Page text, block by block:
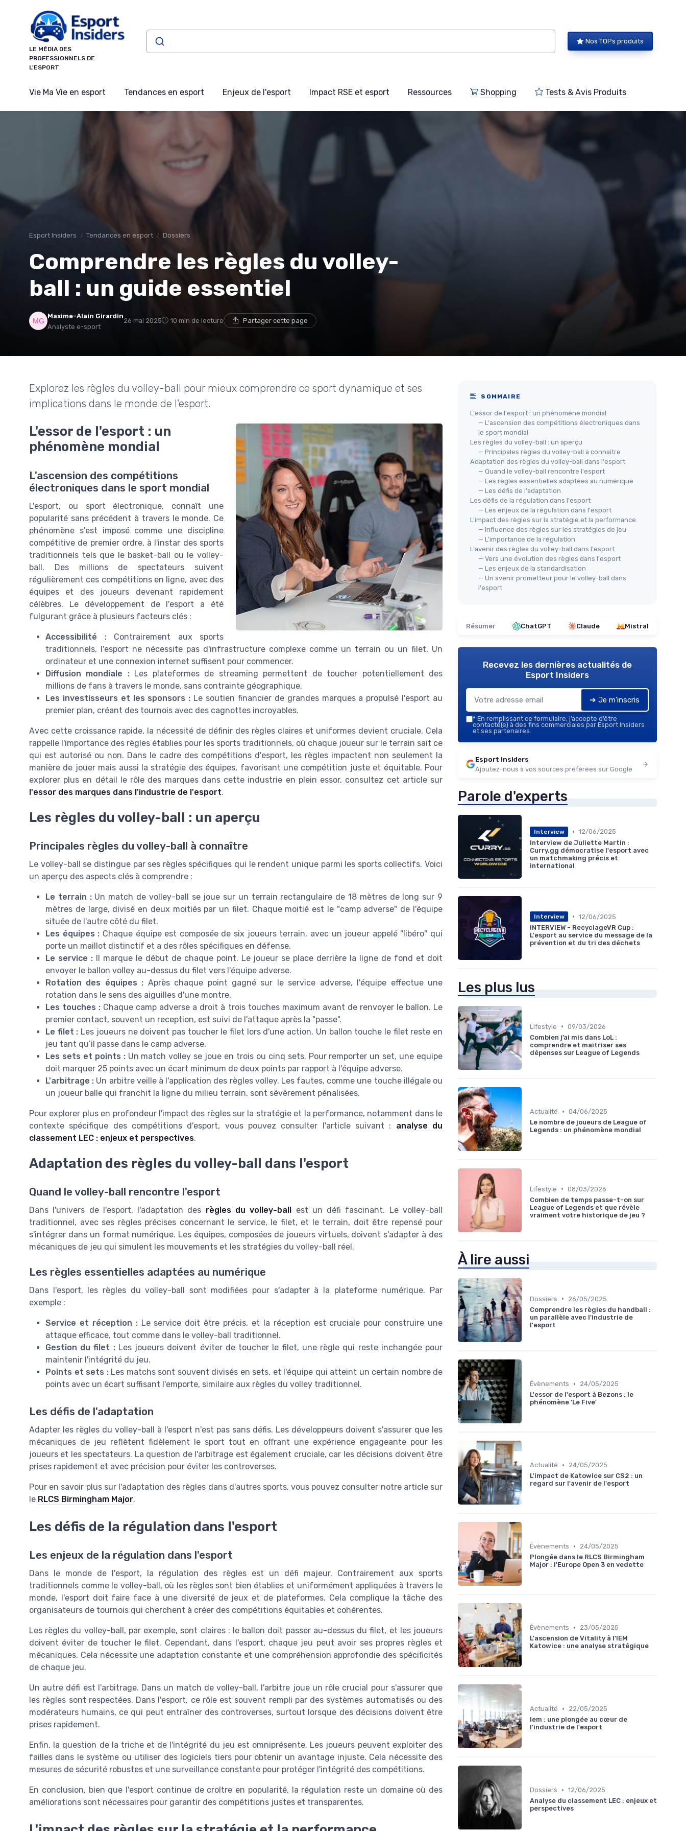
LE MÉDIA DES
PROFESSIONNELS DE
L'ESPORT
Nos TOPs produits
Vie Ma Vie en esport Tendances en esport Enjeux de l'esport Impact RSE et esport Ressources Shopping Tests & Avis Produits
Esport Insiders Tendances en esport Dossiers
Comprendre les règles du volley-
ball : un guide essentiel
Maxime-Alain Girardin
Analyste e-sport
26 mai 2025 10 min de lecture Partager cette page
Explorez les règles du volley-ball pour mieux comprendre ce sport dynamique et ses
implications dans le monde de l'esport.
L'essor de l'esport : un
phénomène mondial
L'ascension des compétitions
électroniques dans le sport mondial
L'esport, ou sport électronique, connaît une
popularité sans précédent à travers le monde. Ce
phénomène s'est imposé comme une discipline
compétitive de premier ordre, à l'instar des sports
traditionnels tels que le basket-ball ou le volley-
ball. Des millions de spectateurs suivent
régulièrement ces compétitions en ligne, avec des
équipes et des joueurs devenant rapidement
célèbres. Le développement de l'esport a été
fulgurant grâce à plusieurs facteurs clés :
Accessibilité :Contrairement aux sports
traditionnels, l'esport ne nécessite pas d'infrastructure complexe comme un terrain ou un filet. Un
ordinateur et une connexion internet suffisent pour commencer.
Diffusion mondiale :Les plateformes de streaming permettent de toucher potentiellement des
millions de fans à travers le monde, sans contrainte géographique.
Les investisseurs et les sponsors : Le soutien financier de grandes marques a propulsé l'esport au
premier plan, créant des tournois avec des cagnottes incroyables.
Avec cette croissance rapide, la nécessité de définir des règles claires et uniformes devient cruciale. Cela
rappelle l'importance des règles établies pour les sports traditionnels, où chaque joueur sur le terrain sait ce
qui est autorisé ou non. Dans le cadre des compétitions d'esport, les règles impactent non seulement la
manière de jouer mais aussi la stratégie des équipes, favorisant une compétition juste et équitable. Pour
explorer plus en détail le rôle des marques dans cette industrie en plein essor, consultez cet article sur
l'essor des marques dans l'industrie de l'esport.
Les règles du volley-ball : un aperçu
Principales règles du volley-ball à connaître
Le volley-ball se distingue par ses règles spécifiques qui le rendent unique parmi les sports collectifs. Voici
un aperçu des aspects clés à comprendre :
Le terrain :Un match de volley-ball se joue sur un terrain rectangulaire de 18 mètres de long sur 9
mètres de large, divisé en deux moitiés par un filet. Chaque moitié est le "camp adverse" de l'équipe
située de l'autre côté du filet.
Les équipes : Chaque équipe est composée de six joueurs terrain, avec un joueur appelé "libéro" qui
porte un maillot distinctif et a des rôles spécifiques en défense.
Le service :Il marque le début de chaque point. Le joueur se place derrière la ligne de fond et doit
envoyer le ballon volley au-dessus du filet vers l'équipe adverse.
Rotation des équipes : Après chaque point gagné sur le service adverse, l'équipe effectue une
rotation dans le sens des aiguilles d'une montre.
Les touches : Chaque camp adverse a droit à trois touches maximum avant de renvoyer le ballon. Le
premier contact, souvent un reception, est suivi de l'attaque après la "passe".
Le filet : Les joueurs ne doivent pas toucher le filet lors d'une action. Un ballon touche le filet reste en
jeu tant qu’il passe dans le camp adverse.
Les sets et points :Un match volley se joue en trois ou cinq sets. Pour remporter un set, une equipe
doit marquer 25 points avec un écart minimum de deux points par rapport à l'équipe adverse.
L'arbitrage : Un arbitre veille à l'application des règles volley. Les fautes, comme une touche illégale ou
un joueur balle qui franchit la ligne du milieu terrain, sont sévèrement pénalisées.
Pour explorer plus en profondeur l'impact des règles sur la stratégie et la performance, notamment dans le
contexte spécifique des compétitions d'esport, vous pouvez consulter l'article suivant : analyse du
classement LEC : enjeux et perspectives.
Adaptation des règles du volley-ball dans l'esport
Quand le volley-ball rencontre l'esport
Dans l'univers de l'esport, l'adaptation des règles du volley-ball
est un défi fascinant. Le volley-ball
traditionnel, avec ses règles précises concernant le service, le filet, et le terrain, doit être repensé pour
s'intégrer dans un format numérique. Les équipes, composées de joueurs virtuels, doivent s'adapter à des
mécaniques de jeu qui simulent les mouvements et les stratégies du volley-ball réel.
Les règles essentielles adaptées au numérique
Dans l'esport, les règles du volley-ball sont modifiées pour s'adapter à la plateforme numérique. Par
exemple :
Service et réception :Le service doit être précis, et la réception est cruciale pour construire une
attaque efficace, tout comme dans le volley-ball traditionnel.
Gestion du filet :Les joueurs doivent éviter de toucher le filet, une règle qui reste inchangée pour
maintenir l'intégrité du jeu.
Points et sets :Les matchs sont souvent divisés en sets, et l'équipe qui atteint un certain nombre de
points avec un écart suffisant l'emporte, similaire aux règles du volley traditionnel.
Les défis de l'adaptation
Adapter les règles du volley-ball à l'esport n'est pas sans défis. Les développeurs doivent s'assurer que les
mécaniques de jeu reflètent fidèlement le sport tout en offrant une expérience engageante pour les
joueurs et les spectateurs. La question de l'arbitrage est également cruciale, car les décisions doivent être
prises rapidement et avec précision pour éviter les controverses.
Pour en savoir plus sur l'adaptation des règles dans d'autres sports, vous pouvez consulter notre article sur
le RLCS Birmingham Major.
Les défis de la régulation dans l'esport
Les enjeux de la régulation dans l'esport
Dans le monde de l'esport, la régulation des règles est un défi majeur. Contrairement aux sports
traditionnels comme le volley-ball, où les règles sont bien établies et uniformément appliquées à travers le
monde, l'esport doit faire face à une diversité de jeux et de plateformes. Cela complique la tâche des
organisateurs de tournois qui cherchent à créer des compétitions équitables et cohérentes.
Les règles du volley-ball, par exemple, sont claires : le ballon doit passer au-dessus du filet, et les joueurs
doivent éviter de toucher le filet. Cependant, dans l'esport, chaque jeu peut avoir ses propres règles et
mécaniques. Cela nécessite une adaptation constante et une compréhension approfondie des spécificités
de chaque jeu.
Un autre défi est l'arbitrage. Dans un match de volley-ball, l'arbitre joue un rôle crucial pour s'assurer que
les règles sont respectées. Dans l'esport, ce rôle est souvent rempli par des systèmes automatisés ou des
modérateurs humains, ce qui peut entraîner des controverses, surtout lorsque des décisions doivent être
prises rapidement.
Enfin, la question de la triche et de l'intégrité du jeu est omniprésente. Les joueurs peuvent exploiter des
failles dans le système ou utiliser des logiciels tiers pour obtenir un avantage injuste. Cela nécessite des
mesures de sécurité robustes et une surveillance constante pour protéger l'intégrité des compétitions.
En conclusion, bien que l'esport continue de croître en popularité, la régulation reste un domaine où des
améliorations sont nécessaires pour garantir des compétitions justes et transparentes.
SOMMAIRE
L'essor de l'esport : un phénomène mondial
— L'ascension des compétitions électroniques dans
le sport mondial
Les règles du volley-ball : un aperçu
— Principales règles du volley-ball à connaître
Adaptation des règles du volley-ball dans l'esport
— Quand le volley-ball rencontre l'esport
— Les règles essentielles adaptées au numérique
— Les défis de l'adaptation
Les défis de la régulation dans l'esport
— Les enjeux de la régulation dans l'esport
L'impact des règles sur la stratégie et la performance
— Influence des règles sur les stratégies de jeu
— L'importance de la régulation
L'avenir des règles du volley-ball dans l'esport
— Vers une évolution des règles dans l'esport
— Les enjeux de la standardisation
— Un avenir prometteur pour le volley-ball dans
l'esport
Résumer ChatGPT Claude Mistral
Recevez les dernières actualités de
Esport Insiders
➔ Je m'inscris
* En remplissant ce formulaire, j’accepte d’être
contacté(e) à des fins commerciales par Esport Insiders
et ses partenaires.
Esport Insiders
Ajoutez-nous à vos sources préférées sur Google
Parole d'experts
Interview • 12/06/2025
Interview de Juliette Martin :
Curry.gg démocratise l'esport avec
un matchmaking précis et
international
Interview • 12/06/2025
INTERVIEW - RecyclageVR Cup :
L'esport au service du message de la
prévention et du tri des déchets
Les plus lus
Lifestyle • 09/03/2026
Combien j’ai mis dans LoL :
comprendre et maîtriser ses
dépenses sur League of Legends
Actualité • 04/06/2025
Le nombre de joueurs de League of
Legends : un phénomène mondial
Lifestyle • 08/03/2026
Combien de temps passe-t-on sur
League of Legends et que révèle
vraiment votre historique de jeu ?
À lire aussi
Dossiers •
26/05/2025
Comprendre les règles du handball :
un parallèle avec l'industrie de
l'esport
Évènements •
24/05/2025
L'essor de l'esport à Bezons : le
phénomène 'Le Five'
Actualité •
24/05/2025
L'impact de Katowice sur CS2 : un
regard sur l'avenir de l'esport
Évènements •
24/05/2025
Plongée dans le RLCS Birmingham
Major : l'Europe Open 3 en vedette
Évènements •
23/05/2025
L'ascension de Vitality à l'IEM
Katowice : une analyse stratégique
Actualité •
22/05/2025
Iem : une plongée au cœur de
l'industrie de l'esport
Dossiers • 12/06/2025
Analyse du classement LEC : enjeux et
perspectives